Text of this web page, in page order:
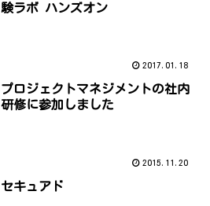
験ラボ ハンズオン
2017.01.18
プロジェクトマネジメントの社内
研修に参加しました
2015.11.20
セキュアド